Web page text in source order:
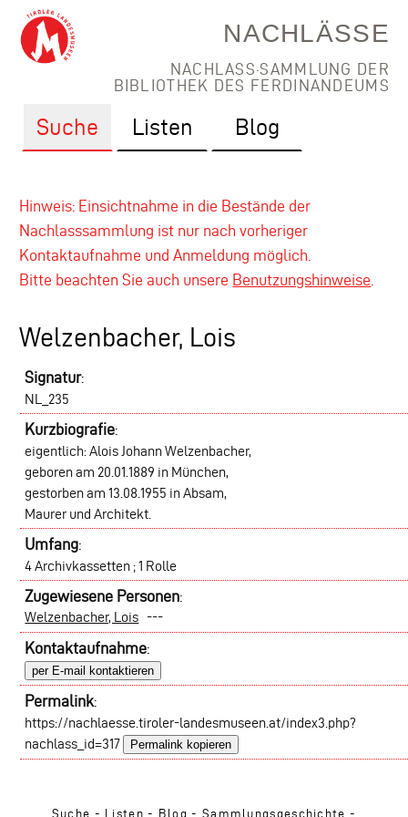
NACHLÄSSE
NACHLASS·SAMMLUNG DER
BIBLIOTHEK DES FERDINANDEUMS
Suche Listen Blog
Hinweis: Einsichtnahme in die Bestände der
Nachlasssammlung ist nur nach vorheriger
Kontaktaufnahme und Anmeldung möglich.
Bitte beachten Sie auch unsere Benutzungshinweise
Welzenbacher, Lois
Signatur:
NL_235
Kurzbiografie:
eigentlich: Alois Johann Welzenbacher,
geboren am 20.01.1889 in München,
gestorben am 13.08.1955 in Absam,
Maurer und Architekt.
Umfang:
4 Archivkassetten ; 1 Rolle
Zugewiesene Personen:
Welzenbacher, Lois ---
Kontaktaufnahme:
per E-mail kontaktieren
Permalink:
https://nachlaesse.tiroler-landesmuseen.at/index3.php?
nachlass_id=317
Permalink kopieren
Suche - Listen - Blog - Sammlungsgeschichte -